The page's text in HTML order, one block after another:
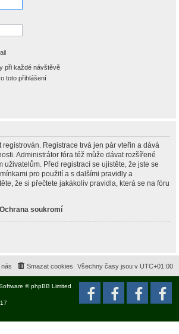
při každé návštěvě
toto přihlášení
registrován. Registrace trvá jen pár vteřin a dává
Administrátor fóra též může dávat rozšířené
uživatelům. Před registrací se ujistěte, že jste se
pro použití a s dalšími pravidly a
že si přečtete jakákoliv pravidla, která se na fóru
Ochrana soukromí
Všechny časy jsou v UTC+01:00
Smazat cookies
nás
© phpBB Limited